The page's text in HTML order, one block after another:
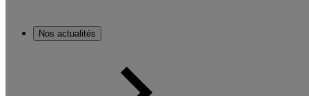
Nos actualités